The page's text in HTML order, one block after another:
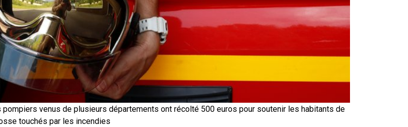
pompiers venus de plusieurs départements ont récolté 500 euros pour soutenir les habitants de
touchés par les incendies